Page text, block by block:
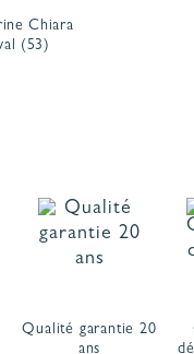
Chiara
(53)
Qualité garantie 20
ans